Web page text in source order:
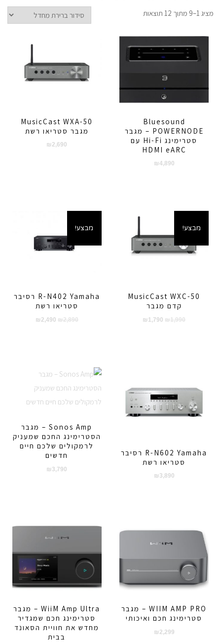
מציג 1–9 מתוך 12 תוצאות
Bluesound
POWERNODE – מגבר
סטרימינג Hi-Fi עם
HDMI eARC
₪4,890
MusicCast WXA-50
מגבר סטריאו רשת
₪ 2,690
מבצע!
MusicCast WXC-50
קדם מגבר
₪1,990
המחיר₪ 1,790
המחיר
מבצע!
R-N402 Yamaha רסיבר
סטריאו רשת
₪2,890
המחיר₪ 2,490
R-N602 Yamaha רסיבר
סטריאו רשת
₪ 3,890
Sonos Amp – מגבר
הסטרימינג החכם שמעניק
לרמקולים שלכם חיים
חדשים
₪ 3,790
WIIM AMP PRO – מגבר
סטרימינג חכם ואיכותי
₪ 2,299
WiiM Amp Ultra – מגבר
סטרימינג חכם שמגדיר
מחדש את חוויית הסאונד
בבית